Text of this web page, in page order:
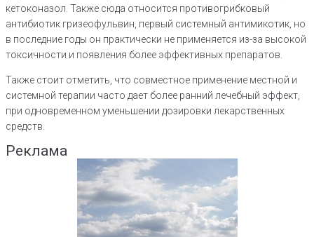
кетоконазол. Также сюда относится противогрибковый
антибиотик гризеофульвин, первый системный антимикотик, но
в последние годы он практически не применяется из-за высокой
токсичности и появления более эффективных препаратов.
Также стоит отметить, что совместное применение местной и
системной терапии часто дает более ранний лечебный эффект,
при одновременном уменьшении дозировки лекарственных
средств.
Реклама